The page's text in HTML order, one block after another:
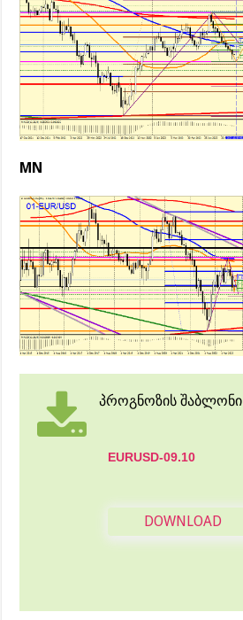
MN
პროგნოზის შაბლონი
EURUSD-09.10
DOWNLOAD